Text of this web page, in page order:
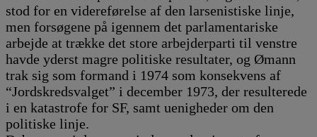
stod for en videreførelse af den larsenistiske linje,
men forsøgene på igennem det parlamentariske
arbejde at trække det store arbejderparti til venstre
havde yderst magre politiske resultater, og Ømann
trak sig som formand i 1974 som konsekvens af
“Jordskredsvalget” i december 1973, der resulterede
i en katastrofe for SF, samt uenigheder om den
politiske linje.